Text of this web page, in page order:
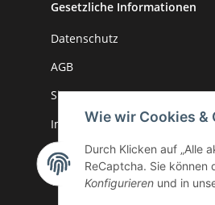
Wie wir Cookies &
Durch Klicken auf „Alle
ReCaptcha. Sie können
Konfigurieren und in
Gesetzliche Informationen
Datenschutz
AGB
Sitemap
Impressum
Batteriegesetzhinweise
Widerrufsrecht